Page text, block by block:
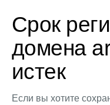
Срок
домена
истек
Если вы хотите